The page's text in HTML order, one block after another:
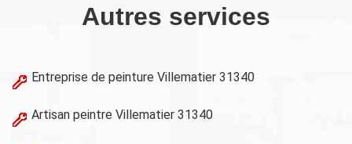
Autres services
Entreprise de peinture Villematier 31340
Artisan peintre Villematier 31340